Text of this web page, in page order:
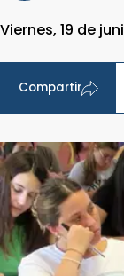
Viernes, 19 de
Compartir